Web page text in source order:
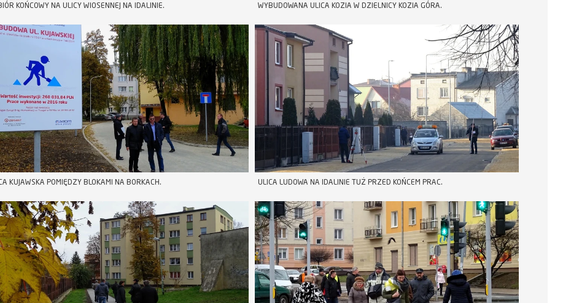
KOŃCOWY NA ULICY WIOSENNEJ NA IDALINIE. WYBUDOWANA ULICA KOZIA W DZIELNICY KOZIA GÓRA.
KUJAWSKA POMIĘDZY BLOKAMI NA BORKACH. ULICA LUDOWA NA IDALINIE TUŻ PRZED KOŃCEM PRAC.